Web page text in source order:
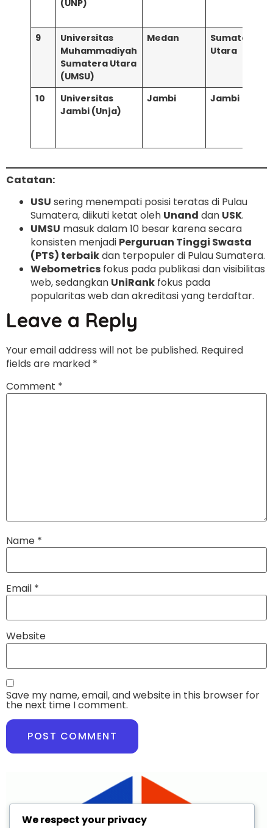
(UNP)
9
Universitas
Muhammadiyah
Sumatera Utara
(UMSU)
Medan
Sumatera
Utara
10
Universitas
Jambi (Unja)
Jambi Jambi
Catatan:
USU sering menempati posisi teratas di Pulau
Sumatera, diikuti ketat oleh Unand dan USK.
UMSU masuk dalam 10 besar karena secara
konsisten menjadi Perguruan Tinggi Swasta
(PTS) terbaikdan terpopuler di Pulau Sumatera.
Webometrics fokus pada publikasi dan visibilitas
web, sedangkan UniRank fokus pada
popularitas web dan akreditasi yang terdaftar.
Leave a Reply
Your email address will not be published. Required
fields are marked *
Comment *
Name *
Email *
Website
Save my name, email, and website in this browser for
the next time I comment.
We respect your privacy